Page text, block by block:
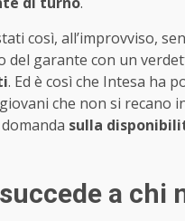
così, all’improvviso,
del garante con un
. Ed è così che Intesa ha
che non si recano
sulla
a chi